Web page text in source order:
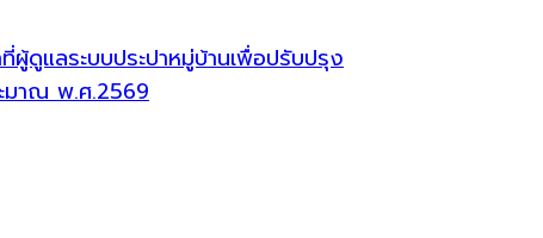
ดูแลระบบประปาหมู่บ้านเพื่อปรับปรุง
มาณ พ.ศ.2569